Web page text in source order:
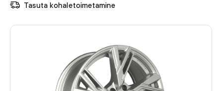
Tasuta kohaletoimetamine